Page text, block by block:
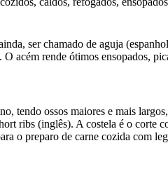
ser chamado de aguja
acém rende ótimos ensopados,
tendo ossos maiores e mais
ribs (inglês). A costela é o corte
o preparo de carne cozida com